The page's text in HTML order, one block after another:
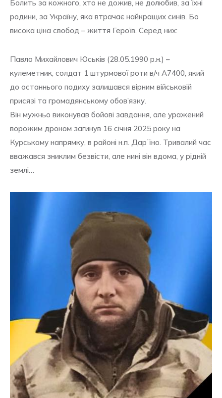
Болить за кожного, хто не дожив, не долюбив, за їхні
родини, за Україну, яка втрачає найкращих синів. Бо
висока ціна свобод – життя Героїв. Серед них:
Павло Михайлович Юськів (28.05.1990 р.н.) –
кулеметник, солдат 1 штурмової роти в/ч А7400, який
до останнього подиху залишався вірним військовій
присязі та громадянському обов’язку.
Він мужньо виконував бойові завдання, але уражений
ворожим дроном загинув 16 січня 2025 року на
Курському напрямку, в районі н.п. Дарʼїно. Тривалий час
вважався зниклим безвісти, але нині він вдома, у рідній
землі…